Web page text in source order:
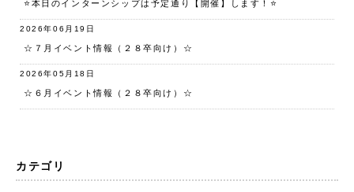
⭐️本日のインターンシップは予定通り【開催】します！⭐️
2026年06月19日
☆７月イベント情報（２８卒向け）☆
2026年05月18日
☆６月イベント情報（２８卒向け）☆
カテゴリ